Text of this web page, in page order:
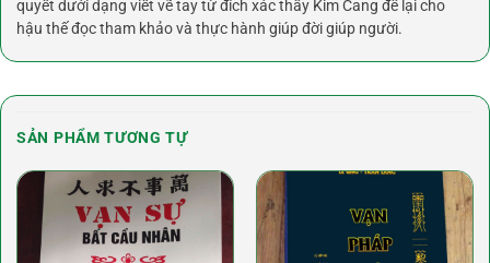
quyết dưới dạng viết vẽ tay từ đích xác thầy Kim Cang để lại cho
hậu thế đọc tham khảo và thực hành giúp đời giúp người.
SẢN PHẨM TƯƠNG TỰ